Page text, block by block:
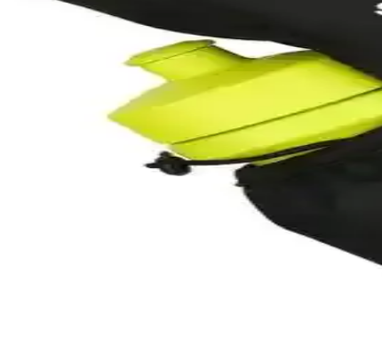
Salomon Outrıse Erkek Outdoor Ayakkabı Doğa
Salomon Outrıse erkek outdoor ayakkabısı, hafifliği,
Columbia Cs0282 ve The North Face S/S Simple
Bu karşılaştırmada Columbia Cs0282 ve The North Face S/S
Lumberjack Lead 3pr Siyah Kan Outdoor Bot:
Lumberjack Lead 3pr Siyah Kan outdoor bot, dayanıklı ve şık
Kinetix Nepal Tx 3Pr Erkek Outdoor Ayakkabısı
Kinetix Nepal Tx 3Pr erkek outdoor ayakkabısı, dayanıklı
Eryatex Soğuk Tutucu Termos Çanta Geniş
Eryatex'in büyük boy termos çantası, 25 litre hacmi ve hafif